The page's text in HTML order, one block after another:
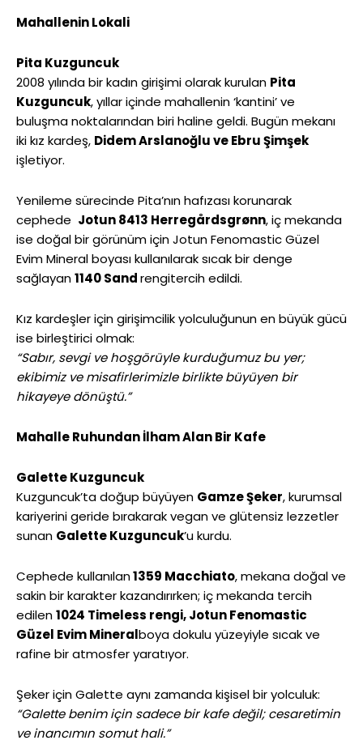
Mahallenin Lokali
Pita Kuzguncuk
2008 yılında bir kadın girişimi olarak kurulan Pita
Kuzguncuk, yıllar içinde mahallenin ‘kantini’ ve
buluşma noktalarından biri haline geldi. Bugün mekanı
iki kız kardeş, Didem Arslanoğlu ve Ebru Şimşek
işletiyor.
Yenileme sürecinde Pita’nın hafızası korunarak
cephede Jotun 8413 Herregårdsgrønn, iç mekanda
ise doğal bir görünüm için Jotun Fenomastic Güzel
Evim Mineral boyası kullanılarak sıcak bir denge
sağlayan1140 Sandrengitercih edildi.
Kız kardeşler için girişimcilik yolculuğunun en büyük gücü
ise birleştirici olmak:
“Sabır, sevgi ve hoşgörüyle kurduğumuz bu yer;
ekibimiz ve misafirlerimizle birlikte büyüyen bir
hikayeye dönüştü.”
Mahalle Ruhundan İlham Alan Bir Kafe
Galette Kuzguncuk
Kuzguncuk’ta doğup büyüyen Gamze Şeker, kurumsal
kariyerini geride bırakarak vegan ve glütensiz lezzetler
sunan Galette Kuzguncuk’u kurdu.
Cephede kullanılan1359 Macchiato, mekana doğal ve
sakin bir karakter kazandırırken; iç mekanda tercih
edilen1024 Timeless rengi, Jotun Fenomastic
Güzel Evim Mineralboya dokulu yüzeyiyle sıcak ve
rafine bir atmosfer yaratıyor.
Şeker için Galette aynı zamanda kişisel bir yolculuk:
“Galette benim için sadece bir kafe değil; cesaretimin
ve inancımın somut hali.”